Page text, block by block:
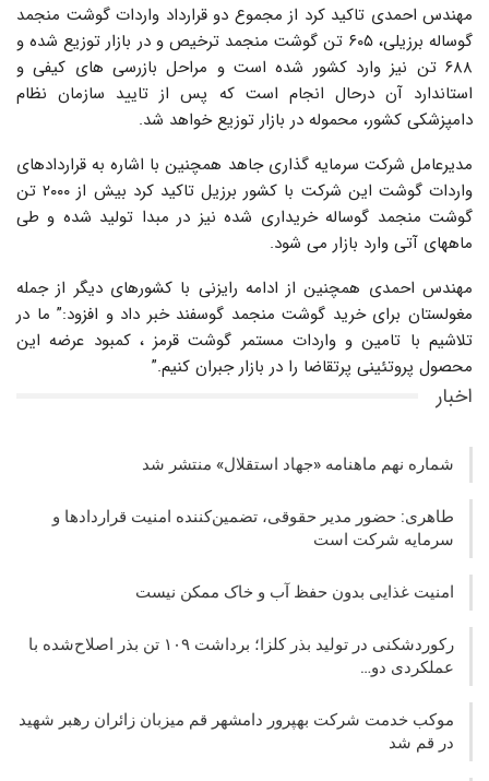
مهندس احمدی تاکید کرد از مجموع دو قرارداد واردات گوشت منجمد
گوساله برزیلی، ۶۰۵ تن گوشت منجمد ترخیص و در بازار توزیع شده و
۶۸۸ تن نیز وارد کشور شده است و مراحل بازرسی های کیفی و
استاندارد آن درحال انجام است که پس از تایید سازمان نظام
دامپزشکی کشور، محموله در بازار توزیع خواهد شد.
مدیرعامل شرکت سرمایه گذاری جاهد همچنین با اشاره به قراردادهای
واردات گوشت این شرکت با کشور برزیل تاکید کرد بیش از ۲۰۰۰ تن
گوشت منجمد گوساله خریداری شده نیز در مبدا تولید شده و طی
ماههای آتی وارد بازار می شود.
مهندس احمدی همچنین از ادامه رایزنی با کشورهای دیگر از جمله
مغولستان برای خرید گوشت منجمد گوسفند خبر داد و افزود:” ما در
تلاشیم با تامین و واردات مستمر گوشت قرمز ، کمبود عرضه این
محصول پروتئینی پرتقاضا را در بازار جبران کنیم.”
اخبار
شماره نهم ماهنامه «جهاد استقلال» منتشر شد
طاهری: حضور مدیر حقوقی، تضمین‌کننده امنیت قراردادها و
سرمایه شرکت‌ است
امنیت غذایی بدون حفظ آب و خاک ممکن نیست
رکوردشکنی در تولید بذر کلزا؛ برداشت ۱۰۹ تن بذر اصلاح‌شده با
عملکردی دو…
موکب خدمت شرکت بهپرور دامشهر قم میزبان زائران رهبر شهید
در قم شد